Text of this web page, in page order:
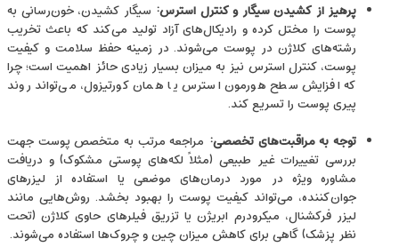
پرهیز از کشیدن سیگار و کنترل استرس: سیگار کشیدن، خون‌رسانی به
پوست را مختل کرده و رادیکال‌های آزاد تولید می‌کند که باعث تخریب
رشته‌های کلاژن در پوست می‌شوند. در زمینه حفظ سلامت و کیفیت
پوست، کنترل استرس نیز به میزان بسیار زیادی حائز اهمیت است؛ چرا
که افزایش سطح هورمون‌ استرس یا همان کورتیزول، می‌تواند روند
پیری پوست را تسریع کند.
توجه به مراقبت‌های تخصصی: مراجعه مرتب به متخصص پوست جهت
بررسی تغییرات غیر طبیعی (مثلاً لکه‌های پوستی مشکوک) و دریافت
مشاوره ویژه در مورد درمان‌های موضعی یا استفاده از لیزرهای
جوان‌کننده، می‌تواند کیفیت پوست را بهبود بخشد. روش‌هایی مانند
لیزر فرکشنال، میکرودرم ابریژن یا تزریق فیلرهای حاوی کلاژن (تحت
نظر پزشک) گاهی برای کاهش میزان چین ‌و چروک‌ها استفاده می‌شوند.